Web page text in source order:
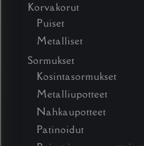
Korvakorut
Puiset
Metalliset
Sormukset
Kosintasormukset
Metalliupotteet
Nahkaupotteet
Patinoidut